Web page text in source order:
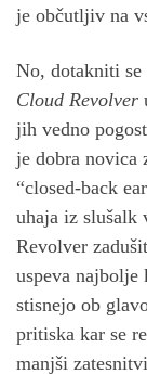
je občutljiv na
No, dotakniti se
Cloud Revolver
jih vedno
je dobra novica
“closed-back
uhaja iz slušalk
Revolver
uspeva najbolje
stisnejo ob
pritiska kar se
manjši